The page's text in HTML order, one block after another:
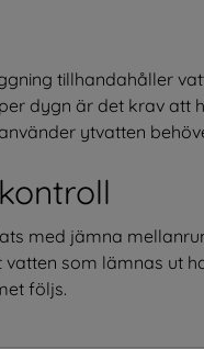
tillhandahåller
dygn är det krav
ytvatten
med jämna
som lämnas ut
följs.